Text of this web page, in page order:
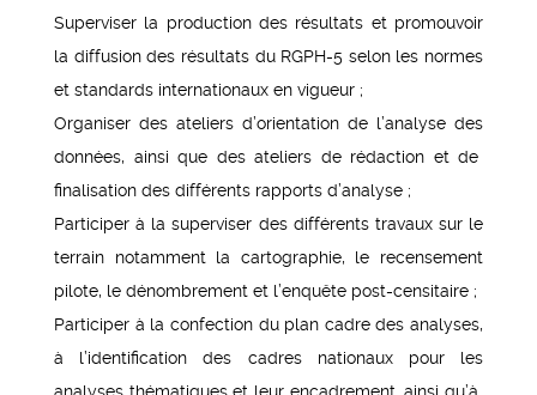
Superviser la production des résultats et promouvoir
la diffusion des résultats du RGPH-5 selon les normes
et standards internationaux en vigueur ;
Organiser des ateliers d’orientation de l’analyse des
données, ainsi que des ateliers de rédaction et de
finalisation des différents rapports d’analyse ;
Participer à la superviser des différents travaux sur le
terrain notamment la cartographie, le recensement
pilote, le dénombrement et l’enquête post-censitaire ;
Participer à la confection du plan cadre des analyses,
à l’identification des cadres nationaux pour les
analyses thématiques et leur encadrement, ainsi qu’à